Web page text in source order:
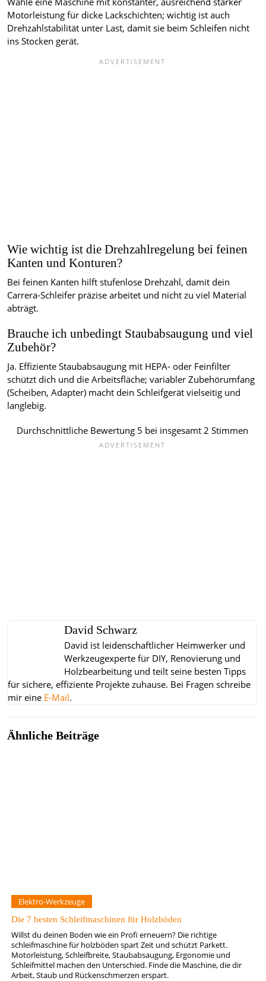
Motorleistung für dicke Lackschichten; wichtig ist auch
Drehzahlstabilität unter Last, damit sie beim Schleifen nicht
ins Stocken gerät.
Wie wichtig ist die Drehzahlregelung bei feinen
Kanten und Konturen?
Bei feinen Kanten hilft stufenlose Drehzahl, damit dein
Carrera-Schleifer präzise arbeitet und nicht zu viel Material
abträgt.
Brauche ich unbedingt Staubabsaugung und viel
Zubehör?
Ja. Effiziente Staubabsaugung mit HEPA- oder Feinfilter
schützt dich und die Arbeitsfläche; variabler Zubehörumfang
(Scheiben, Adapter) macht dein Schleifgerät vielseitig und
langlebig.
Durchschnittliche Bewertung 5 bei insgesamt2 Stimmen
David Schwarz
David ist leidenschaftlicher Heimwerker und
Werkzeugexperte für DIY, Renovierung und
Holzbearbeitung und teilt seine besten Tipps
für sichere, effiziente Projekte zuhause. Bei Fragen schreibe
mir eine E-Mail.
Ähnliche Beiträge
Elektro-Werkzeuge
Die 7 besten Schleifmaschinen für Holzböden
Willst du deinen Boden wie ein Profi erneuern? Die richtige
schleifmaschine für holzböden spart Zeit und schützt Parkett.
Motorleistung, Schleifbreite, Staubabsaugung, Ergonomie und
Schleifmittel machen den Unterschied. Finde die Maschine, die dir
Arbeit, Staub und Rückenschmerzen erspart.